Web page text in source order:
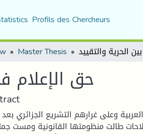
Profils des Chercheurs
Master Thesis
حق الإعلام
وعلى غرارهم التشريع الجزائري بعد
طالت منظومتها القانونية ومست